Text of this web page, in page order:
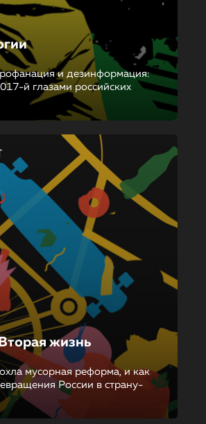
и дезинформация:
й глазами российских
жизнь
мусорная реформа, и как
России в страну-